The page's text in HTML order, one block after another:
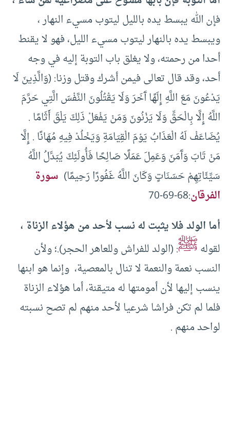
فإن الله يبسط يده بالليل ليتوب مسيء النهار ،
ويبسط يده بالنهار ليتوب مسيء الليل، فهو لا يقنط
أحدا من رحمته، ولا يغلق باب التوبة إليه في وجه
أحد، وقد قال تعالى فيمن أشرك وقتل وزنا: (وَالَّذِينَ لَا
يَدْعُونَ مَعَ اللَّهِ إِلَهًا آَخَرَ وَلَا يَقْتُلُونَ النَّفْسَ الَّتِي حَرَّمَ
اللَّهُ إِلَّا بِالْحَقِّ وَلَا يَزْنُونَ وَمَنْ يَفْعَلْ ذَلِكَ يَلْقَ أَثَامًا .
يُضَاعَفْ لَهُ الْعَذَابُ يَوْمَ الْقِيَامَةِ وَيَخْلُدْ فِيهِ مُهَانًا . إِلَّا
مَنْ تَابَ وَآَمَنَ وَعَمِلَ عَمَلًا صَالِحًا فَأُولَئِكَ يُبَدِّلُ اللَّهُ
سَيِّئَاتِهِمْ حَسَنَاتٍ وَكَانَ اللَّهُ غَفُورًا رَحِيمًا) سورة
الفرقان:68-69-70
أما الولد فلا يثبت له نسب لأحد من هؤلاء الزناة ،
لقولهﷺ: (الولد للفراش وللعاهر الحجر).؛ ولأن
النسب نعمة والنعمة لا تنال بالمعصية، وإنما هو ابنها
ينسب إليها لأن أمومتها له متيقنة، أما هؤلاء الزناة
فلما لم تكن فراشا شرعيا لأحد منهم لم تصح نسبته
لواحد منهم .